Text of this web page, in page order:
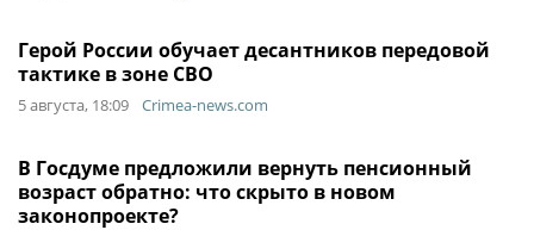
Герой России обучает десантников передовой
тактике в зоне СВО
5 августа, 18:09 Crimea-news.com
В Госдуме предложили вернуть пенсионный
возраст обратно: что скрыто в новом
законопроекте?